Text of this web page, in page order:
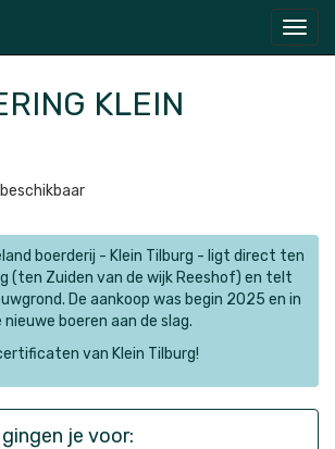
KLEIN
boerderij - Klein Tilburg - ligt direct ten
(ten Zuiden van de wijk Reeshof) en telt
De aankoop was begin 2025 en in
boeren aan de slag.
van Klein Tilburg!
je voor: